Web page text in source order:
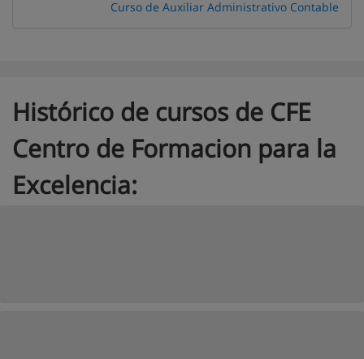
Curso de Auxiliar Administrativo Contable
Histórico de cursos de CFE
Centro de Formacion para la
Excelencia: